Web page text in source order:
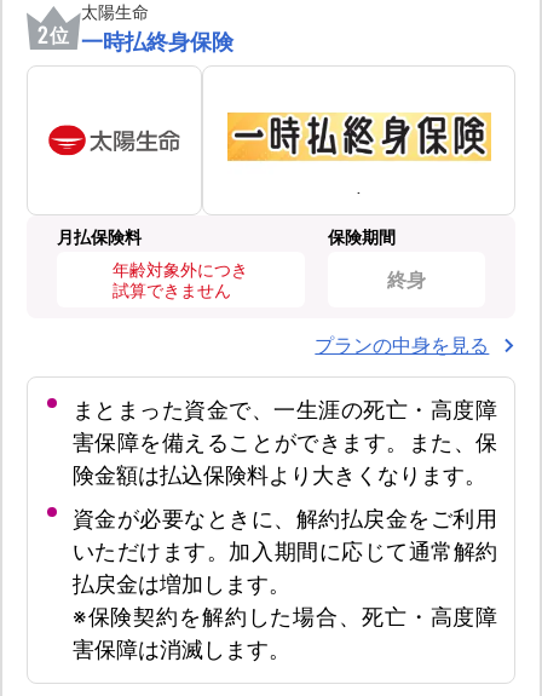
2位
太陽生命
一時払終身保険
月払保険料
年齢対象外につき
試算できません
保険期間
終身
プランの中身を見る
まとまった資金で、一生涯の死亡・高度障
害保障を備えることができます。また、保
険金額は払込保険料より大きくなります。
資金が必要なときに、解約払戻金をご利用
いただけます。加入期間に応じて通常解約
払戻金は増加します。
※保険契約を解約した場合、死亡・高度障
害保障は消滅します。